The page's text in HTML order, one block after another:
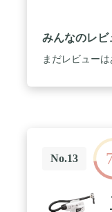
で、電池や電
ンプが登場！
ひらサイズで
のレジャーに便
方法】USBケ
質》ABS樹脂
品》ノズル（3
用USBケーブ
DC5V《バッテ
(約)5時間 ※フ
分（15分以上
みんなのレビ
まだレビュー
No.13